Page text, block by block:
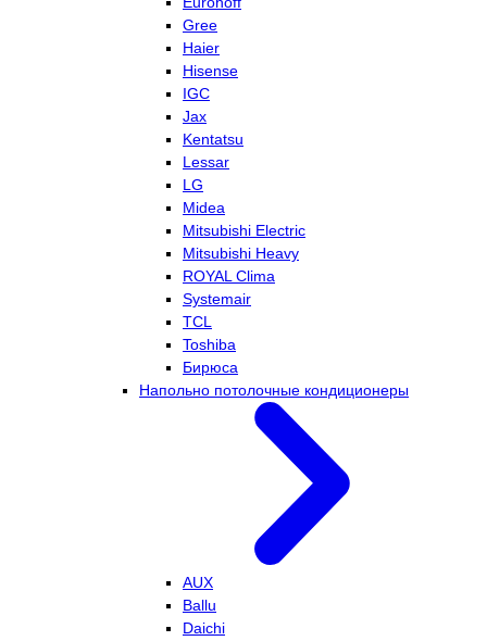
Gree
Haier
Hisense
IGC
Jax
Kentatsu
Lessar
LG
Midea
Mitsubishi Electric
Mitsubishi Heavy
ROYAL Clima
Systemair
TCL
Toshiba
Бирюса
Напольно потолочные кондиционеры
AUX
Ballu
Daichi